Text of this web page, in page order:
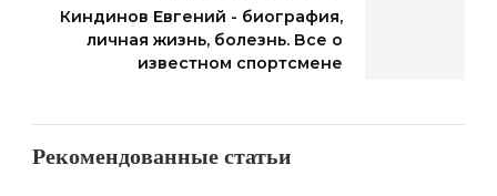
Киндинов Евгений - биография,
личная жизнь, болезнь. Все о
известном спортсмене
Рекомендованные статьи